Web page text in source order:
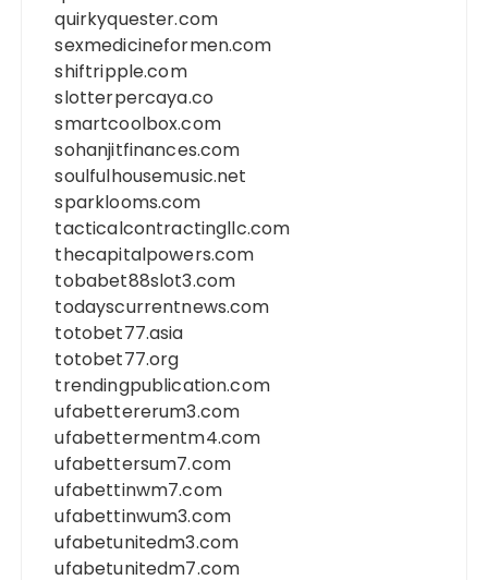
quirkyquester.com
sexmedicineformen.com
shiftripple.com
slotterpercaya.co
smartcoolbox.com
sohanjitfinances.com
soulfulhousemusic.net
sparklooms.com
tacticalcontractingllc.com
thecapitalpowers.com
tobabet88slot3.com
todayscurrentnews.com
totobet77.asia
totobet77.org
trendingpublication.com
ufabettererum3.com
ufabettermentm4.com
ufabettersum7.com
ufabettinwm7.com
ufabettinwum3.com
ufabetunitedm3.com
ufabetunitedm7.com